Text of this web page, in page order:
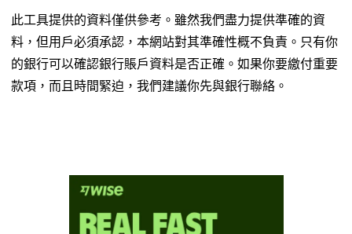
此工具提供的資料僅供參考。雖然我們盡力提供準確的資
料，但用戶必須承認，本網站對其準確性概不負責。只有你
的銀行可以確認銀行賬戶資料是否正確。如果你要繳付重要
款項，而且時間緊迫，我們建議你先與銀行聯絡。